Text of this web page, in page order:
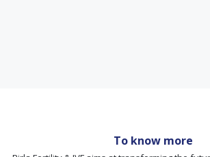
To know more